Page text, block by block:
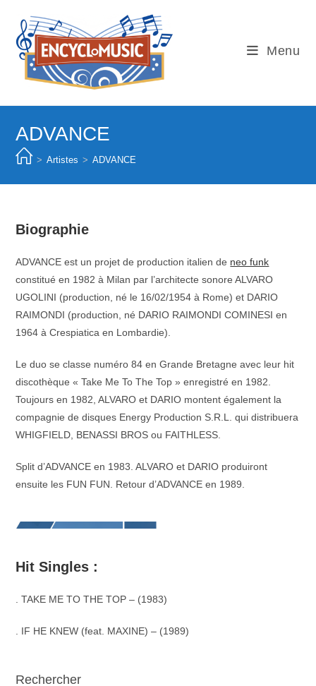
content
Menu
ADVANCE
> Artistes > ADVANCE
Biographie
ADVANCE est un projet de production italien de neo funk
constitué en 1982 à Milan par l’architecte sonore ALVARO
UGOLINI (production, né le 16/02/1954 à Rome) et DARIO
RAIMONDI (production, né DARIO RAIMONDI COMINESI en
1964 à Crespiatica en Lombardie).
Le duo se classe numéro 84 en Grande Bretagne avec leur hit
discothèque « Take Me To The Top » enregistré en 1982.
Toujours en 1982, ALVARO et DARIO montent également la
compagnie de disques Energy Production S.R.L. qui distribuera
WHIGFIELD, BENASSI BROS ou FAITHLESS.
Split d’ADVANCE en 1983. ALVARO et DARIO produiront
ensuite les FUN FUN. Retour d’ADVANCE en 1989.
Hit Singles :
. TAKE ME TO THE TOP – (1983)
. IF HE KNEW (feat. MAXINE) – (1989)
Rechercher